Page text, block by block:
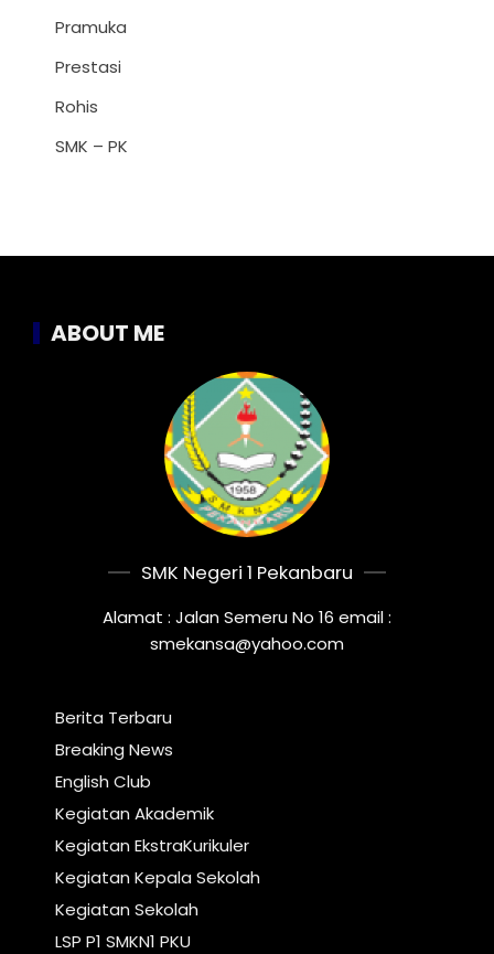
Pramuka
Prestasi
Rohis
SMK – PK
ABOUT ME
SMK Negeri 1 Pekanbaru
Alamat : Jalan Semeru No 16 email :
smekansa@yahoo.com
Berita Terbaru
Breaking News
English Club
Kegiatan Akademik
Kegiatan EkstraKurikuler
Kegiatan Kepala Sekolah
Kegiatan Sekolah
LSP P1 SMKN1 PKU